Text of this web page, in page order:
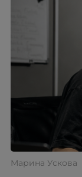
Марина Ускова